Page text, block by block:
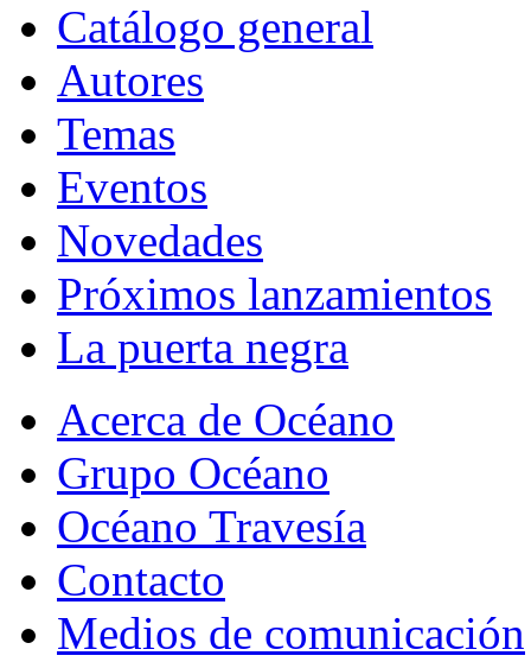
Catálogo general
Autores
Temas
Eventos
Novedades
Próximos lanzamientos
La puerta negra
Acerca de Océano
Grupo Océano
Océano Travesía
Contacto
Medios de comunicación